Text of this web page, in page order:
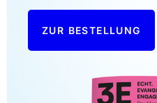
ZUR BESTELLUNG